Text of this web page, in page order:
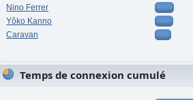
Nino Ferrer
Yôko Kanno
Caravan
Temps de connexion cumulé